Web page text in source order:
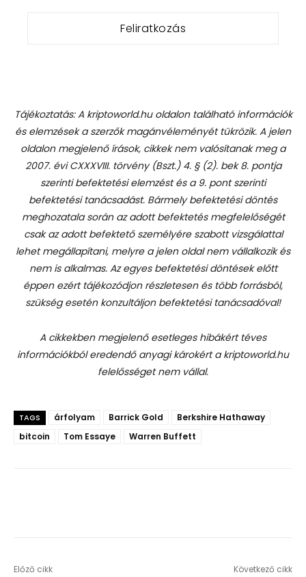
Tájékoztatás: A kriptoworld.hu oldalon található információk
és elemzések a szerzők magánvéleményét tükrözik. A jelen
oldalon megjelenő írások, cikkek nem valósítanak meg a
2007. évi CXXXVIII. törvény (Bszt.) 4. § (2). bek 8. pontja
szerinti befektetési elemzést és a 9. pont szerinti
befektetési tanácsadást. Bármely befektetési döntés
meghozatala során az adott befektetés megfelelőségét
csak az adott befektető személyére szabott vizsgálattal
lehet megállapítani, melyre a jelen oldal nem vállalkozik és
nem is alkalmas. Az egyes befektetési döntések előtt
éppen ezért tájékozódjon részletesen és több forrásból,
szükség esetén konzultáljon befektetési tanácsadóval!
A cikkekben megjelenő esetleges hibákért téves
információkból eredendő anyagi károkért a kriptoworld.hu
felelősséget nem vállal.
TAGS árfolyam Barrick Gold
Berkshire Hathaway
bitcoin
Tom Essaye Warren Buffett
Előző cikk Következő cikk